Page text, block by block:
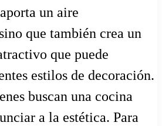
un aire
que también crea un
que puede
estilos de decoración.
buscan una cocina
a la estética. Para